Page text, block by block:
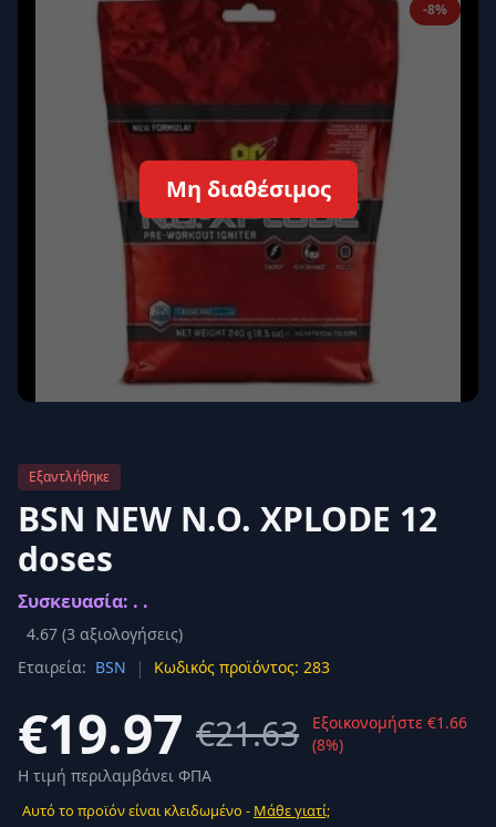
-8%
Μη διαθέσιμος
Εξαντλήθηκε
BSN NEW N.O. XPLODE 12
doses
Συσκευασία: . .
4.67 (3 αξιολογήσεις)
Εταιρεία: BSN | Κωδικός προϊόντος: 283
€19.97 €21.63
Εξοικονομήστε €1.66
(8%)
Η τιμή περιλαμβάνει ΦΠΑ
Αυτό το προϊόν είναι κλειδωμένο - Μάθε γιατί;
Απομνημόνευση Ξεχάσατε τον κωδικό σας;
Σύνδεση
Δεν έχετε λογαριασμό; Εγγραφείτε εδώ
Επιστροφή Ασφαλής σύνδεση